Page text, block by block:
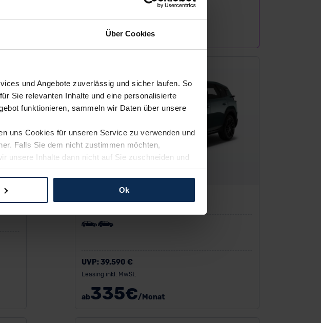
Über Cookies
und Angebote zuverlässig und sicher laufen. So
Sie relevanten Inhalte und eine personalisierte
funktionieren, sammeln wir Daten über unsere
uns Cookies für unseren Service zu verwenden und
Falls Sie dem nicht zustimmen möchten,
unsere Inhalte dann nicht auf Sie zuschneiden und
Sie können die Einstellungen jederzeit anpassen
von Standarddatenschutzklauseln (Art. 46
Nähere Informationen zu den bestehenden
unter datenschutz@meinauto.de
Ok
376€/Monat
UVP:39.590 €
Leasing inkl. MwSt.
ab335€/Monat